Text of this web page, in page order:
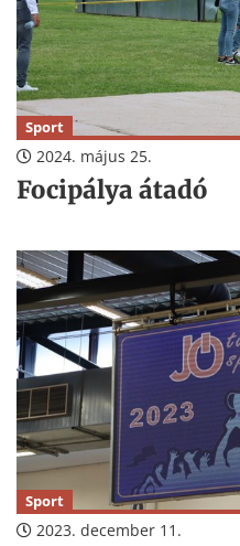
Sport
2024. május 25.
Focipálya átadó
Sport
2023. december 11.